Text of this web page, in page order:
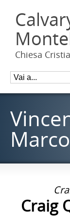
Chiesa
Craig